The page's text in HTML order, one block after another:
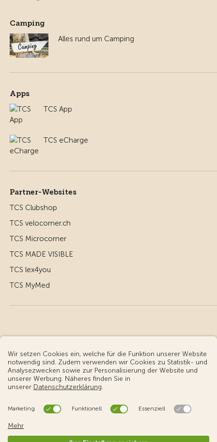
Camping
Alles rund um Camping
Apps
TCS App
TCS eCharge
Partner-Websites
TCS Clubshop
TCS velocorner.ch
TCS Microcorner
TCS MADE VISIBLE
TCS lex4you
TCS MyMed
© Touring Club Schweiz
Benutzungsbedingungen - rechtliche Informationen
Cookie-Einstellungen